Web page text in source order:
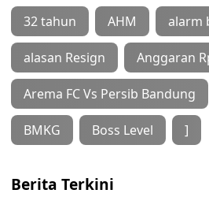
32 tahun AHM alarm
alasan Resign Anggaran
Arema FC Vs Persib Bandung
BMKG Boss Level ]
Berita Terkini